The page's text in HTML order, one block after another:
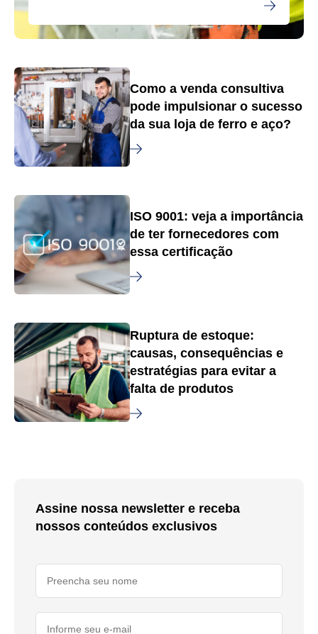
Como a venda consultiva
pode impulsionar o sucesso
da sua loja de ferro e aço?
ISO 9001: veja a importância
de ter fornecedores com
essa certificação
Ruptura de estoque:
causas, consequências e
estratégias para evitar a
falta de produtos
Assine nossa newsletter e receba
nossos conteúdos exclusivos